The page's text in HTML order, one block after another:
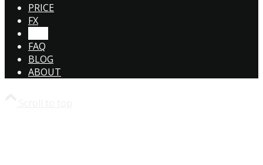
PRICE
FX
FAQ
BLOG
ABOUT